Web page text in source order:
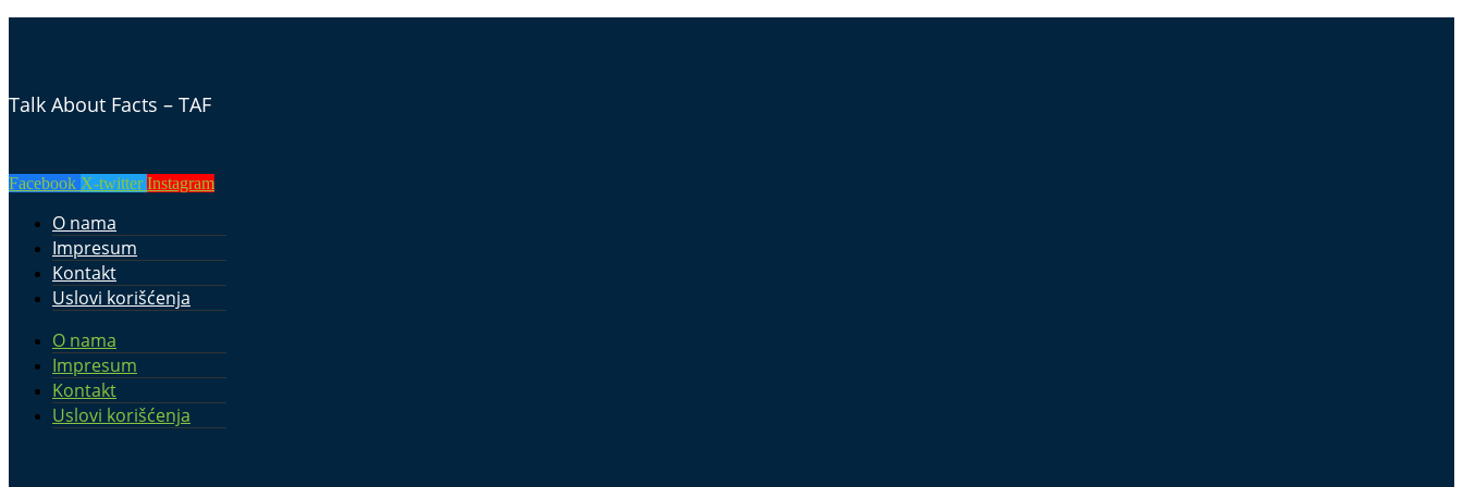
Talk About Facts – TAF
Facebook X-twitter Instagram
O nama
Impresum
Kontakt
Uslovi korišćenja
O nama
Impresum
Kontakt
Uslovi korišćenja